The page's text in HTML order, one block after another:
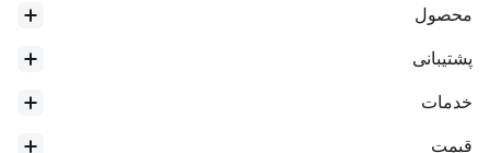
محصول
پشتیبانی
خدمات
قیمت